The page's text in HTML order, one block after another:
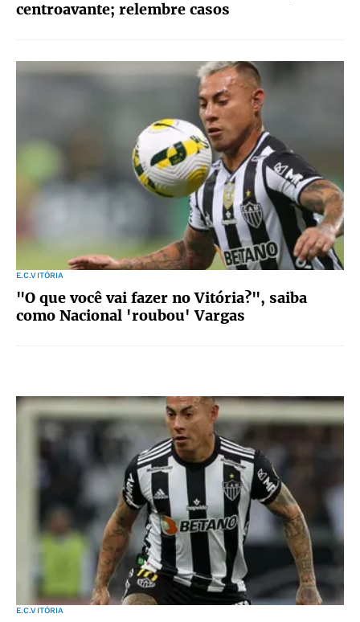
centroavante; relembre casos
E.C.VITÓRIA
"O que você vai fazer no Vitória?", saiba
como Nacional 'roubou' Vargas
E.C.VITÓRIA